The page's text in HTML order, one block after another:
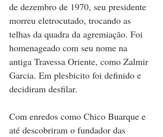
de dezembro de 1970, seu presidente
morreu eletrocutado, trocando as
telhas da quadra da agremiação. Foi
homenageado com seu nome na
antiga Travessa Oriente, como Zalmir
Garcia. Em plesbicito foi definido e
decidiram desfilar.
Com enredos como Chico Buarque e
até descobriram o fundador das